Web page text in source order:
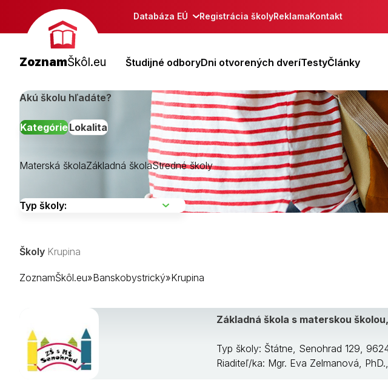
Databáza EÚ Registrácia školyReklamaKontakt
ZoznamŠkôl.eu Študijné odboryDni otvorených dveríTestyČlánky
Akú školu hľadáte?
KategórieLokalita
Materská školaZákladná školaStredné školy
Poltár
Revúca
Veľký Krtíš
Zvolen
Školy Krupina
ZoznamŠkôl.eu»Banskobystrický»Krupina
Základná škola s materskou
Typ školy: Štátne, Senohrad 129,
Riaditeľ/ka: Mgr. Eva Zelmanová,